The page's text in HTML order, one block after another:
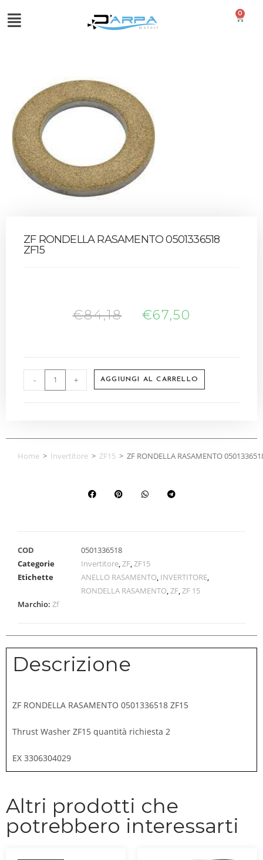
0
ZF RONDELLA RASAMENTO 0501336518
ZF15
€84,18 €67,50
- + AGGIUNGI AL CARRELLO
Home > Invertitore > ZF15 > ZF RONDELLA RASAMENTO
COD
0501336518
Categorie
Invertitore,ZF,ZF15
Etichette
ANELLO RASAMENTO, INVERTITORE,
RONDELLA RASAMENTO,ZF,ZF 15
Marchio: Zf
Descrizione
ZF RONDELLA RASAMENTO 0501336518 ZF15
Thrust Washer ZF15 quantità richiesta 2
EX 3306304029
Altri prodotti che
potrebbero interessarti